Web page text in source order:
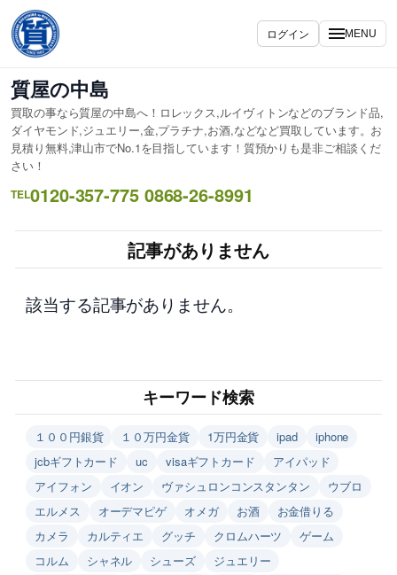
容
を
ス
キ
ッ
プ
ログイン MENU
質屋の中島
買取の事なら質屋の中島へ！ロレックス,ルイヴィトンなどのブランド品,
ダイヤモンド,ジュエリー,金,プラチナ,お酒,などなど買取しています。お
見積り無料,津山市でNo.1を目指しています！質預かりも是非ご相談くだ
さい！
TEL0120-357-775 0868-26-8991
記事がありません
該当する記事がありません。
キーワード検索
１００円銀貨 １０万円金貨 1万円金貨 ipad
iphone
jcbギフトカード
uc visaギフトカード
アイパッド
アイフォン
イオン ヴァシュロンコンスタンタン
ウブロ
エルメス
オーデマピゲ オメガ お酒
お金借りる
カメラ
カルティエ グッチ クロムハーツ
ゲーム
コルム
シャネル シューズ
ジュエリー